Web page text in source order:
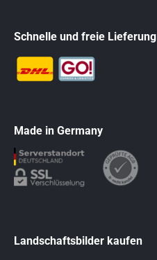
Schnelle und freie Lieferung
Made in Germany
Landschaftsbilder kaufen